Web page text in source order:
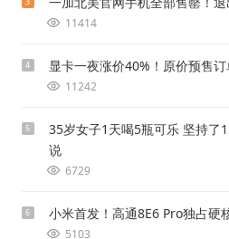
11414
4 显卡一夜涨价40%！原价预售
11242
5
35岁女子1天喝5瓶可乐 坚持了
说
6729
6 小米首发！高通8E6 Pro独占硬
5103